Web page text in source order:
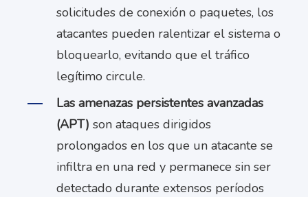
solicitudes de conexión o paquetes, los
atacantes pueden ralentizar el sistema o
bloquearlo, evitando que el tráfico
legítimo circule.
Las amenazas persistentes avanzadas
(APT) son ataques dirigidos
prolongados en los que un atacante se
infiltra en una red y permanece sin ser
detectado durante extensos períodos